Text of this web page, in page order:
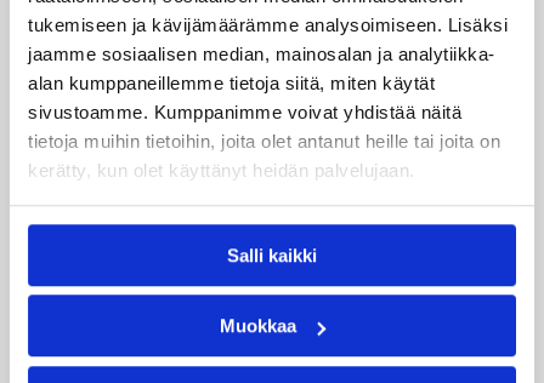
tukemiseen ja kävijämäärämme analysoimiseen. Lisäksi
jaamme sosiaalisen median, mainosalan ja analytiikka-
alan kumppaneillemme tietoja siitä, miten käytät
sivustoamme. Kumppanimme voivat yhdistää näitä
tietoja muihin tietoihin, joita olet antanut heille tai joita on
kerätty, kun olet käyttänyt heidän palvelujaan.
Salli kaikki
Muokkaa
Hanno Möttölä
Ilkka Palviainen
Jari Nykänen
Jussi Laakso
Jussi Räikkä
Juuso Milen
Jyri Lohikoski
Kimmo Vyyryläinen
Martti Kuisma
Miikka Sopanen
Mikko Larkas
Petka Lehtinen
Sami Toiviainen
Tuomas Iisalo